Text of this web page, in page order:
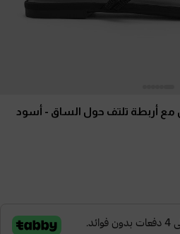
مع أربطة تلتف حول الساق - أسود